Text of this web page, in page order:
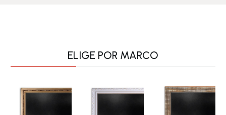
ELIGE POR MARCO